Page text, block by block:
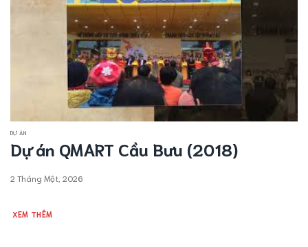
DỰ ÁN
Dự án QMART Cầu Bưu (2018)
2 Tháng Một, 2026
XEM THÊM